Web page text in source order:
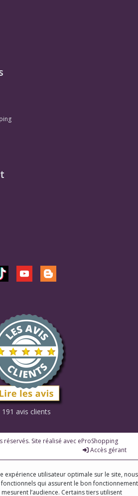
191 avis clients
réservés. Site réalisé avec eProShopping
Accès gérant
expérience utilisateur optimale sur le site, nous
qui assurent le bon fonctionnement
l’audience. Certains tiers utilisent